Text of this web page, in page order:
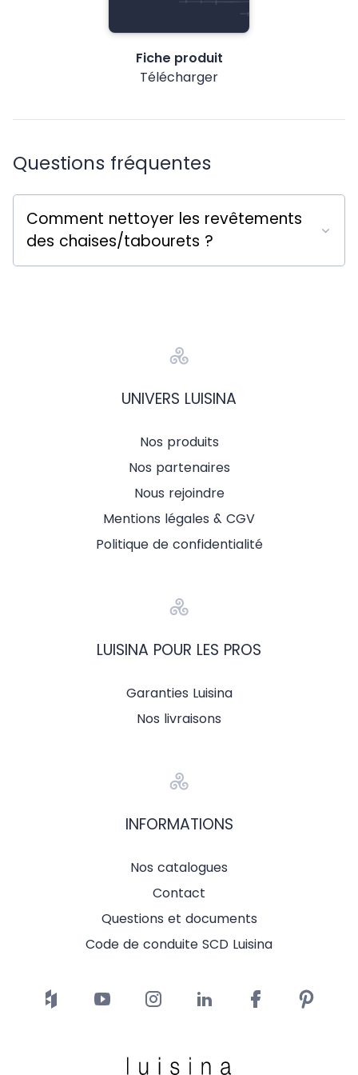
Fiche produit
Télécharger
Questions fréquentes
Comment nettoyer les revêtements
des chaises/tabourets ?
UNIVERS LUISINA
Nos produits
Nos partenaires
Nous rejoindre
Mentions légales & CGV
Politique de confidentialité
LUISINA POUR LES PROS
Garanties Luisina
Nos livraisons
INFORMATIONS
Nos catalogues
Contact
Questions et documents
Code de conduite SCD Luisina